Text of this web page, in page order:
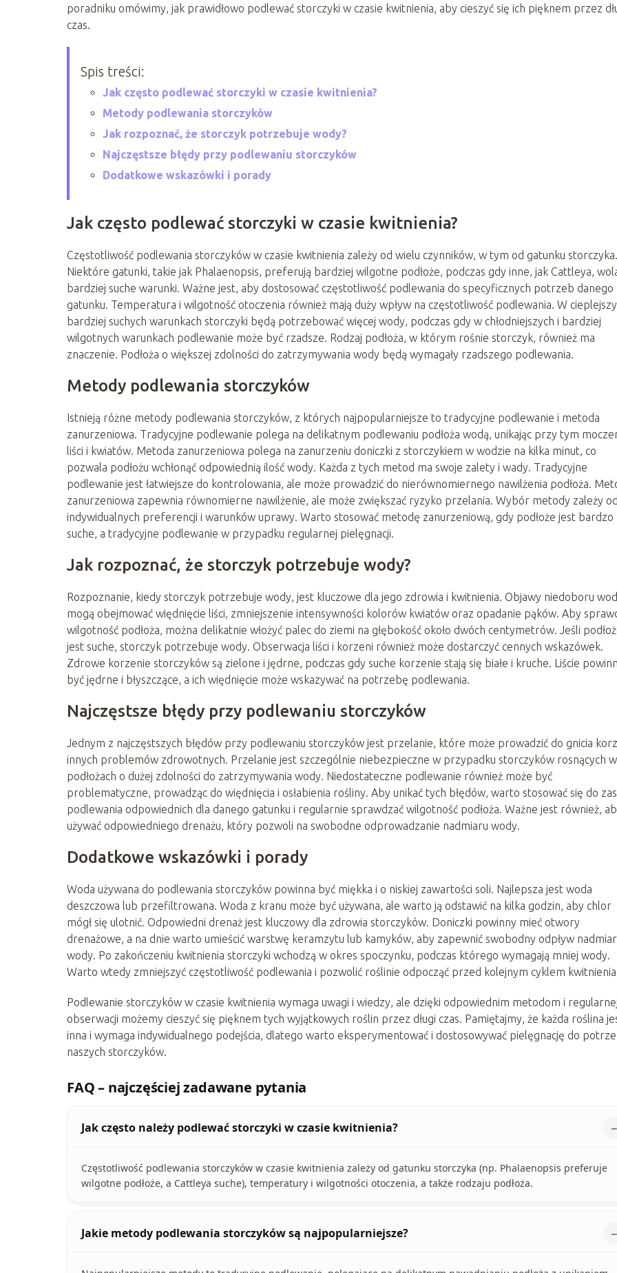
poradniku omówimy, jak prawidłowo podlewać storczyki w czasie kwitnienia, aby cieszyć się ich pięknem przez
czas.
Spis treści:
Jak często podlewać storczyki w czasie kwitnienia?
Metody podlewania storczyków
Jak rozpoznać, że storczyk potrzebuje wody?
Najczęstsze błędy przy podlewaniu storczyków
Dodatkowe wskazówki i porady
Jak często podlewać storczyki w czasie kwitnienia?
Częstotliwość podlewania storczyków w czasie kwitnienia zależy od wielu czynników, w tym od gatunku storczyka.
Niektóre gatunki, takie jak Phalaenopsis, preferują bardziej wilgotne podłoże, podczas gdy inne, jak Cattleya,
bardziej suche warunki. Ważne jest, aby dostosować częstotliwość podlewania do specyficznych potrzeb danego
gatunku. Temperatura i wilgotność otoczenia również mają duży wpływ na częstotliwość podlewania. W
bardziej suchych warunkach storczyki będą potrzebować więcej wody, podczas gdy w chłodniejszych i bardziej
wilgotnych warunkach podlewanie może być rzadsze. Rodzaj podłoża, w którym rośnie storczyk, również ma
znaczenie. Podłoża o większej zdolności do zatrzymywania wody będą wymagały rzadszego podlewania.
Metody podlewania storczyków
Istnieją różne metody podlewania storczyków, z których najpopularniejsze to tradycyjne podlewanie i metoda
zanurzeniowa. Tradycyjne podlewanie polega na delikatnym podlewaniu podłoża wodą, unikając przy tym
liści i kwiatów. Metoda zanurzeniowa polega na zanurzeniu doniczki z storczykiem w wodzie na kilka minut, co
pozwala podłożu wchłonąć odpowiednią ilość wody. Każda z tych metod ma swoje zalety i wady. Tradycyjne
podlewanie jest łatwiejsze do kontrolowania, ale może prowadzić do nierównomiernego nawilżenia podłoża.
zanurzeniowa zapewnia równomierne nawilżenie, ale może zwiększać ryzyko przelania. Wybór metody zależy od
indywidualnych preferencji i warunków uprawy. Warto stosować metodę zanurzeniową, gdy podłoże jest bardzo
suche, a tradycyjne podlewanie w przypadku regularnej pielęgnacji.
Jak rozpoznać, że storczyk potrzebuje wody?
Rozpoznanie, kiedy storczyk potrzebuje wody, jest kluczowe dla jego zdrowia i kwitnienia. Objawy niedoboru
mogą obejmować więdnięcie liści, zmniejszenie intensywności kolorów kwiatów oraz opadanie pąków. Aby
wilgotność podłoża, można delikatnie włożyć palec do ziemi na głębokość około dwóch centymetrów. Jeśli
jest suche, storczyk potrzebuje wody. Obserwacja liści i korzeni również może dostarczyć cennych wskazówek.
Zdrowe korzenie storczyków są zielone i jędrne, podczas gdy suche korzenie stają się białe i kruche. Liście
być jędrne i błyszczące, a ich więdnięcie może wskazywać na potrzebę podlewania.
Najczęstsze błędy przy podlewaniu storczyków
Jednym z najczęstszych błędów przy podlewaniu storczyków jest przelanie, które może prowadzić do gnicia
innych problemów zdrowotnych. Przelanie jest szczególnie niebezpieczne w przypadku storczyków rosnących w
podłożach o dużej zdolności do zatrzymywania wody. Niedostateczne podlewanie również może być
problematyczne, prowadząc do więdnięcia i osłabienia rośliny. Aby unikać tych błędów, warto stosować się do
podlewania odpowiednich dla danego gatunku i regularnie sprawdzać wilgotność podłoża. Ważne jest również,
używać odpowiedniego drenażu, który pozwoli na swobodne odprowadzanie nadmiaru wody.
Dodatkowe wskazówki i porady
Woda używana do podlewania storczyków powinna być miękka i o niskiej zawartości soli. Najlepsza jest woda
deszczowa lub przefiltrowana. Woda z kranu może być używana, ale warto ją odstawić na kilka godzin, aby chlor
mógł się ulotnić. Odpowiedni drenaż jest kluczowy dla zdrowia storczyków. Doniczki powinny mieć otwory
drenażowe, a na dnie warto umieścić warstwę keramzytu lub kamyków, aby zapewnić swobodny odpływ
wody. Po zakończeniu kwitnienia storczyki wchodzą w okres spoczynku, podczas którego wymagają mniej wody.
Warto wtedy zmniejszyć częstotliwość podlewania i pozwolić roślinie odpocząć przed kolejnym cyklem kwitnienia.
Podlewanie storczyków w czasie kwitnienia wymaga uwagi i wiedzy, ale dzięki odpowiednim metodom i regularnej
obserwacji możemy cieszyć się pięknem tych wyjątkowych roślin przez długi czas. Pamiętajmy, że każda roślina
inna i wymaga indywidualnego podejścia, dlatego warto eksperymentować i dostosowywać pielęgnację do
naszych storczyków.
FAQ – najczęściej zadawane pytania
Jak często należy podlewać storczyki w czasie kwitnienia?
Częstotliwość podlewania storczyków w czasie kwitnienia zależy od gatunku storczyka (np. Phalaenopsis preferuje
wilgotne podłoże, a Cattleya suche), temperatury i wilgotności otoczenia, a także rodzaju podłoża.
Jakie metody podlewania storczyków są najpopularniejsze?